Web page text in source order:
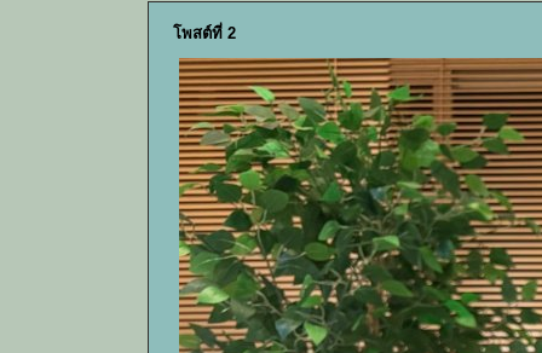
โพสต์ที่ 2